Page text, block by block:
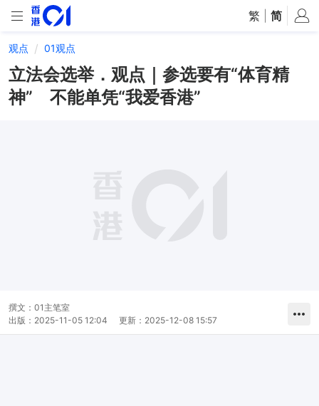
繁 简
观点 01观点
立法会选举．观点｜参选要有“体育精
神” 不能单凭“我爱香港”
撰文： 01主笔室
出版： 2025-11-05 12:04 更新： 2025-12-08 15:57